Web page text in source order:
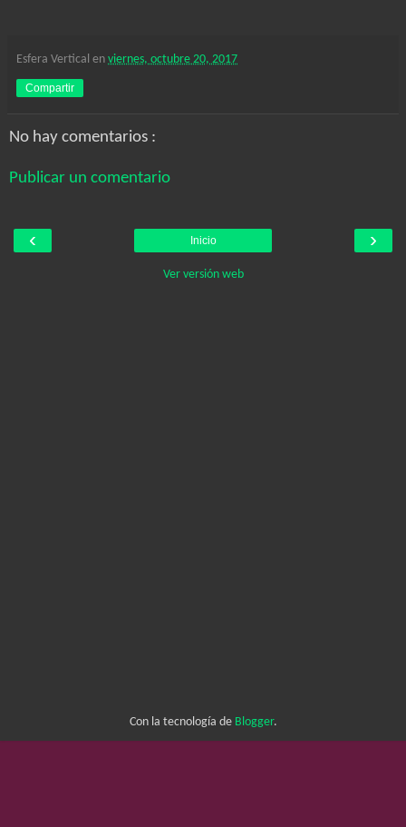
Esfera Vertical en viernes, octubre 20, 2017
Compartir
No hay comentarios :
Publicar un comentario
‹ ›
Inicio
Ver versión web
Con la tecnología de Blogger.